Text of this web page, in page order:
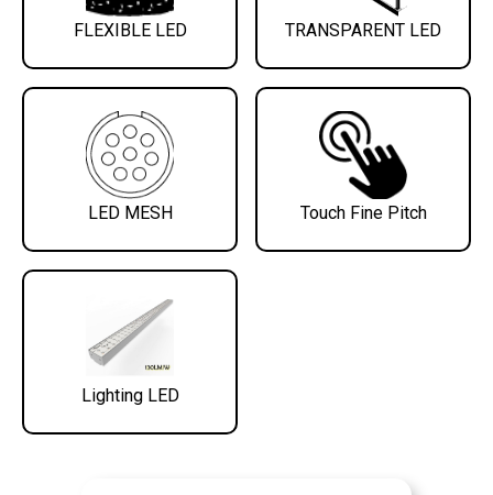
FLEXIBLE LED TRANSPARENT LED
LED MESH Touch Fine Pitch
Lighting LED